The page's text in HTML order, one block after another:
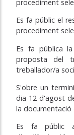
procediment
Es fa públic el
procediment
Es fa pública
proposta del
treballador/a
S'obre un
dia 12 d'agost
la documentació
Es fa públic